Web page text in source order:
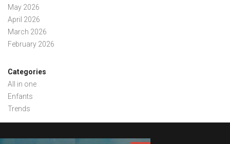
May 2026
April 2026
March 2026
February 2026
Categories
All in one
Enfants
Trends